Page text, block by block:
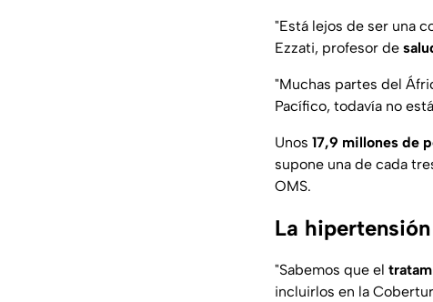
"Está lejos de ser una
Ezzati, profesor de
"Muchas partes del
Pacífico, todavía no
Unos 17,9 millones de
supone una de cada
OMS.
La
"Sabemos que el
incluirlos en la